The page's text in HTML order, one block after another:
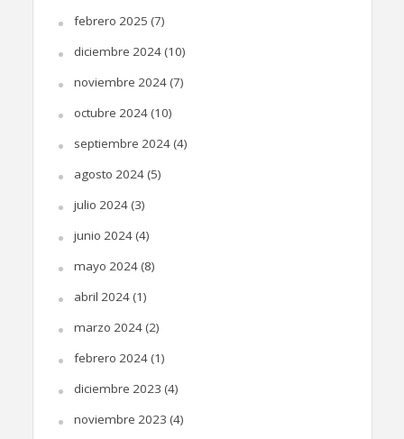
febrero 2025 (7)
diciembre 2024(10)
noviembre 2024(7)
octubre 2024(10)
septiembre 2024(4)
agosto 2024(5)
julio 2024(3)
junio 2024(4)
mayo 2024(8)
abril 2024(1)
marzo 2024(2)
febrero 2024(1)
diciembre 2023 (4)
noviembre 2023 (4)